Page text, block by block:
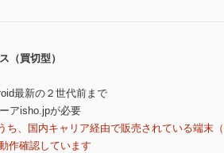
（買切型）
最新の２世代前まで
アisho.jpが必要
、国内キャリア経由で販売されている端末（
作確認しています